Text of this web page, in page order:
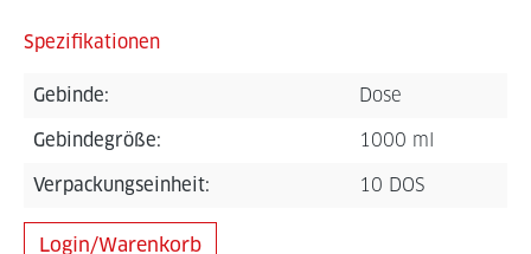
Spezifikationen
Gebinde: Dose
Gebindegröße: 1000 ml
Verpackungseinheit: 10 DOS
Login/Warenkorb